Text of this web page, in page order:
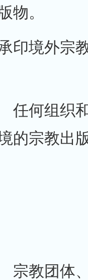
物。
印境外宗
任何组织
的宗教出
宗教团体